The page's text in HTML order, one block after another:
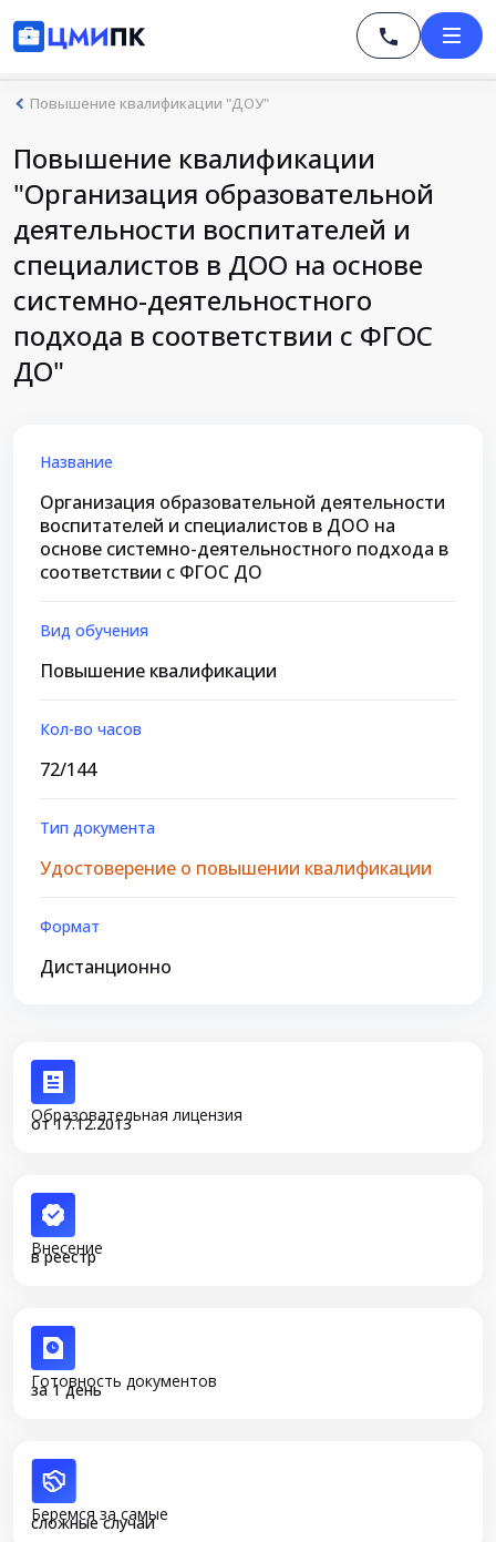
Повышение квалификации "ДОУ"
Повышение квалификации
"Организация образовательной
деятельности воспитателей и
специалистов в ДОО на основе
системно-деятельностного
подхода в соответствии с ФГОС
ДО"
Название
Организация образовательной деятельности
воспитателей и специалистов в ДОО на
основе системно-деятельностного подхода в
соответствии с ФГОС ДО
Вид обучения
Повышение квалификации
Кол-во часов
72/144
Тип документа
Удостоверение о повышении квалификации
Формат
Дистанционно
Образовательная лицензия
от 17.12.2013
Внесение
в реестр
Готовность документов
за 1 день
Беремся за самые
сложные случаи